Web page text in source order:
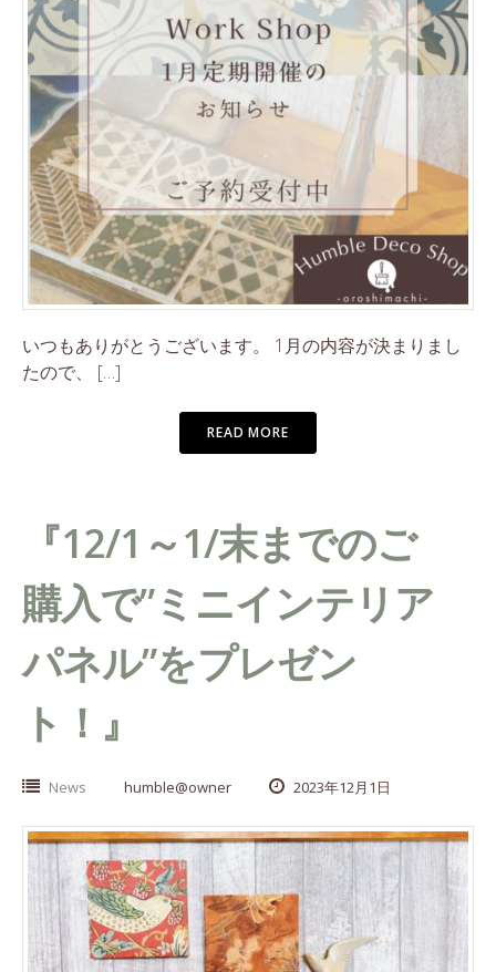
いつもありがとうございます。 1月の内容が決まりまし
たので、 […]
READ MORE
『12/1～1/末までのご
購入で”ミニインテリア
パネル”をプレゼン
ト！』
News humble@owner 2023年12月1日